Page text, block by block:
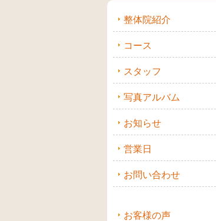
整体院紹介
コース
スタッフ
写真アルバム
お知らせ
営業日
お問い合わせ
お客様の声